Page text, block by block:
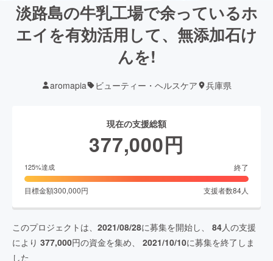
淡路島の牛乳工場で余っているホ
エイを有効活用して、無添加石け
んを!
aromapia ビューティー・ヘルスケア 兵庫県
現在の支援総額
377,000円
125%達成 終了
目標金額300,000円 支援者数84人
このプロジェクトは、 2021/08/28に募集を開始し、 84人の支援
により 377,000円の資金を集め、 2021/10/10に募集を終了しま
した